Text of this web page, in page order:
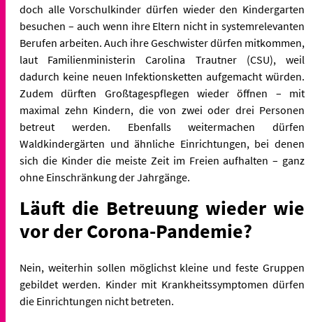
doch alle Vorschulkinder dürfen wieder den Kindergarten
besuchen – auch wenn ihre Eltern nicht in systemrelevanten
Berufen arbeiten. Auch ihre Geschwister dürfen mitkommen,
laut Familienministerin Carolina Trautner (CSU), weil
dadurch keine neuen Infektionsketten aufgemacht würden.
Zudem dürften Großtagespflegen wieder öffnen – mit
maximal zehn Kindern, die von zwei oder drei Personen
betreut werden. Ebenfalls weitermachen dürfen
Waldkindergärten und ähnliche Einrichtungen, bei denen
sich die Kinder die meiste Zeit im Freien aufhalten – ganz
ohne Einschränkung der Jahrgänge.
Läuft die Betreuung wieder wie
vor der Corona-Pandemie?
Nein, weiterhin sollen möglichst kleine und feste Gruppen
gebildet werden. Kinder mit Krankheitssymptomen dürfen
die Einrichtungen nicht betreten.